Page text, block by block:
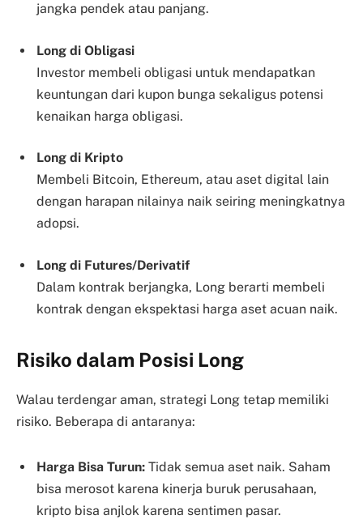
jangka pendek atau panjang.
Long di Obligasi
Investor membeli obligasi untuk mendapatkan
keuntungan dari kupon bunga sekaligus potensi
kenaikan harga obligasi.
Long di Kripto
Membeli Bitcoin, Ethereum, atau aset digital lain
dengan harapan nilainya naik seiring meningkatnya
adopsi.
Long di Futures/Derivatif
Dalam kontrak berjangka, Long berarti membeli
kontrak dengan ekspektasi harga aset acuan naik.
Risiko dalam Posisi Long
Walau terdengar aman, strategi Long tetap memiliki
risiko. Beberapa di antaranya:
Harga Bisa Turun: Tidak semua aset naik. Saham
bisa merosot karena kinerja buruk perusahaan,
kripto bisa anjlok karena sentimen pasar.